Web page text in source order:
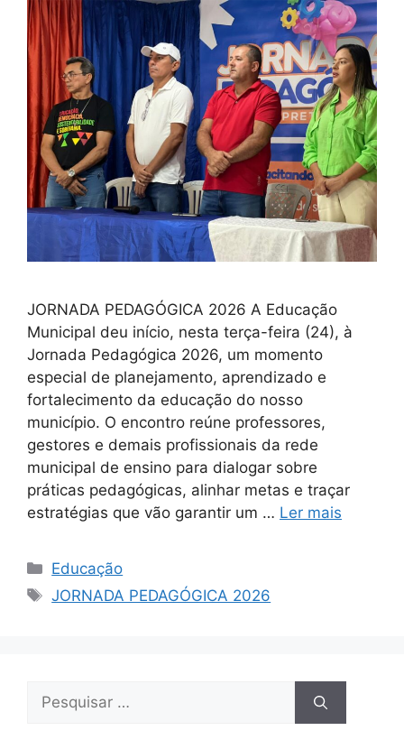
JORNADA PEDAGÓGICA 2026 A Educação
Municipal deu início, nesta terça-feira (24), à
Jornada Pedagógica 2026, um momento
especial de planejamento, aprendizado e
fortalecimento da educação do nosso
município. O encontro reúne professores,
gestores e demais profissionais da rede
municipal de ensino para dialogar sobre
práticas pedagógicas, alinhar metas e traçar
estratégias que vão garantir um … Ler mais
Educação
JORNADA PEDAGÓGICA 2026